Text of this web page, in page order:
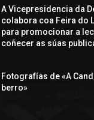
A Vicepresidencia da
colabora coa Feira do
para promocionar a
coñecer as súas
Fotografías de «A
berro»